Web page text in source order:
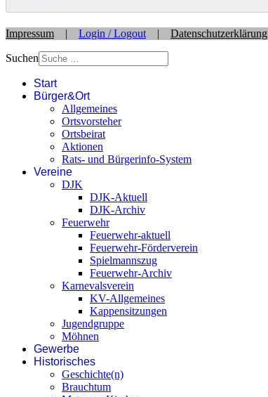
Impressum | Login / Logout | Datenschutzerklärung
Suchen
Start
Bürger&Ort
Allgemeines
Ortsvorsteher
Ortsbeirat
Aktionen
Rats- und Bürgerinfo-System
Vereine
DJK
DJK-Aktuell
DJK-Archiv
Feuerwehr
Feuerwehr-aktuell
Feuerwehr-Förderverein
Spielmannszug
Feuerwehr-Archiv
Karnevalsverein
KV-Allgemeines
Kappensitzungen
Jugendgruppe
Möhnen
Gewerbe
Historisches
Geschichte(n)
Brauchtum